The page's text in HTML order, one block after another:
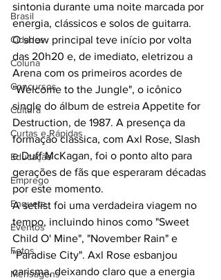
Brasil
Cidades
Coluna
Concursos
Cultura
Curtas e Rápidas
Educação
Emprego
Enquete
Eventos
Fotos
Mensagens
sintonia durante uma noite marcada por
energia, clássicos e solos de guitarra.
O show principal teve início por volta
das 20h20 e, de imediato, eletrizou a
Arena com os primeiros acordes de
"Welcome to the Jungle", o icônico
single do álbum de estreia Appetite for
Destruction, de 1987. A presença da
formação clássica, com Axl Rose, Slash
e Duff McKagan, foi o ponto alto para
gerações de fãs que esperaram décadas
por este momento.
A setlist foi uma verdadeira viagem no
tempo, incluindo hinos como "Sweet
Child O' Mine", "November Rain" e
"Paradise City". Axl Rose esbanjou
carisma, deixando claro que a energia